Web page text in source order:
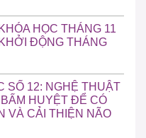
HỌC THÁNG 11
ĐỘNG THÁNG
SỐ 12: NGHỆ THUẬT
HUYỆT ĐỂ CÓ
VÀ CẢI THIỆN NÃO